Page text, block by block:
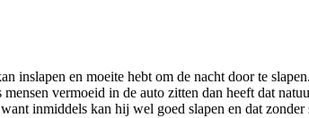
inslapen en moeite hebt om de nacht door te
vermoeid in de auto zitten dan heeft dat
inmiddels kan hij wel goed slapen en dat zonder